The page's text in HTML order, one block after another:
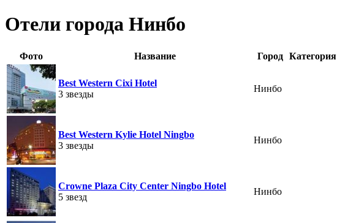
Отели города Нинбо
Фото Название Город Категория
Best Western Cixi Hotel
3 звезды
Нинбо
Best Western Kylie Hotel Ningbo
3 звезды
Нинбо
Crowne Plaza City Center Ningbo Hotel
5 звезд
Нинбо